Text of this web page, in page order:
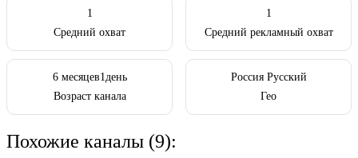
1
Средний охват
1
Средний рекламный охват
6 месяцев1день
Возраст канала
Россия Русский
Гео
Похожие каналы (9):